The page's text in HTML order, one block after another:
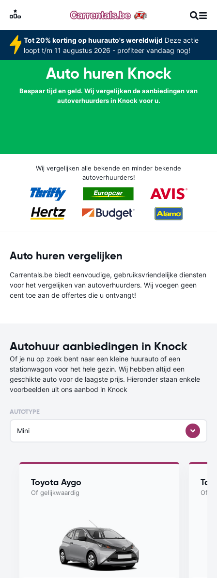
Tot 20% korting op huurauto's wereldwijd Deze actie
loopt t/m 11 augustus 2026 - profiteer vandaag nog!
Auto huren Knock
Bespaar tijd en geld. Wij vergelijken de aanbiedingen van
autoverhuurders in Knock voor u.
Wij vergelijken alle bekende en minder bekende
autoverhuurders!
Auto huren vergelijken
Carrentals.be biedt eenvoudige, gebruiksvriendelijke diensten
voor het vergelijken van autoverhuurders. Wij voegen geen
cent toe aan de offertes die u ontvangt!
Autohuur aanbiedingen in Knock
Of je nu op zoek bent naar een kleine huurauto of een
stationwagon voor het hele gezin. Wij hebben altijd een
geschikte auto voor de laagste prijs. Hieronder staan enkele
voorbeelden uit ons aanbod in Knock
AUTOTYPE
Mini
Toyota Aygo
Of gelijkwaardig Of